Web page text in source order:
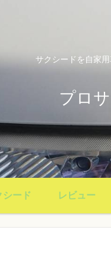
サクシードを自家
プロ
シード レビュー